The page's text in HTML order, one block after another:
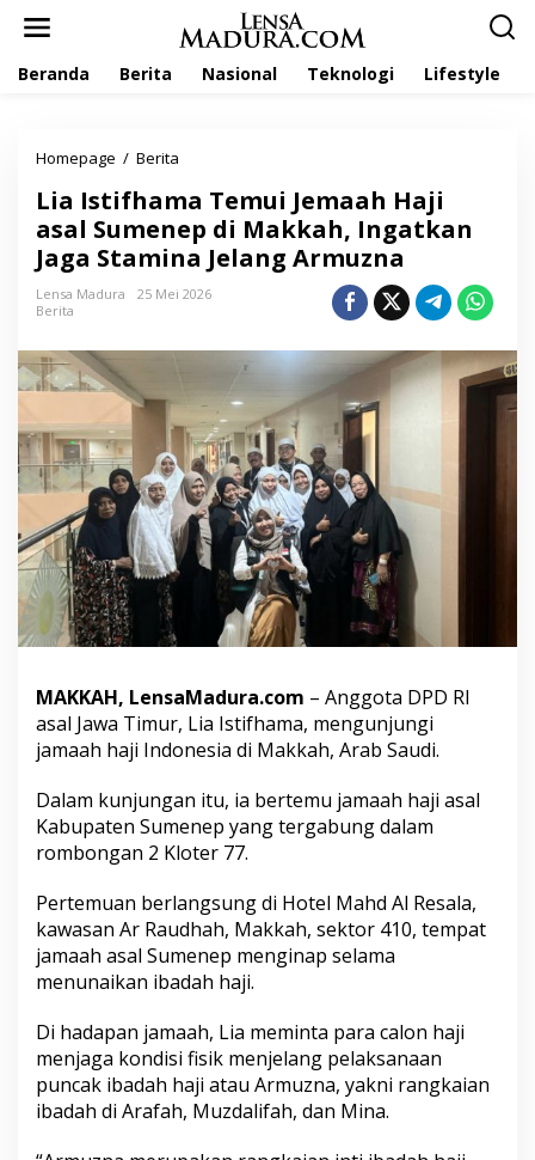
Beranda Berita Nasional Teknologi Lifestyle
Homepage / Berita
a
I
s
t
a
e
m
u
i
J
e
m
H
j
a
s
l
S
u
n
e
p
d
a
k
k
a
h
Lia Istifhama Temui Jemaah Haji
asal Sumenep di Makkah, Ingatkan
Jaga Stamina Jelang Armuzna
Lensa Madura
25 Mei 2026
Berita
MAKKAH, LensaMadura.com – Anggota DPD RI
asal Jawa Timur, Lia Istifhama, mengunjungi
jamaah haji Indonesia di Makkah, Arab Saudi.
Dalam kunjungan itu, ia bertemu jamaah haji asal
Kabupaten Sumenep yang tergabung dalam
rombongan 2 Kloter 77.
Pertemuan berlangsung di Hotel Mahd Al Resala,
kawasan Ar Raudhah, Makkah, sektor 410, tempat
jamaah asal Sumenep menginap selama
menunaikan ibadah haji.
Di hadapan jamaah, Lia meminta para calon haji
menjaga kondisi fisik menjelang pelaksanaan
puncak ibadah haji atau Armuzna, yakni rangkaian
ibadah di Arafah, Muzdalifah, dan Mina.